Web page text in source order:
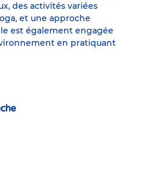
des activités variées
et une approche
est également engagée
en pratiquant